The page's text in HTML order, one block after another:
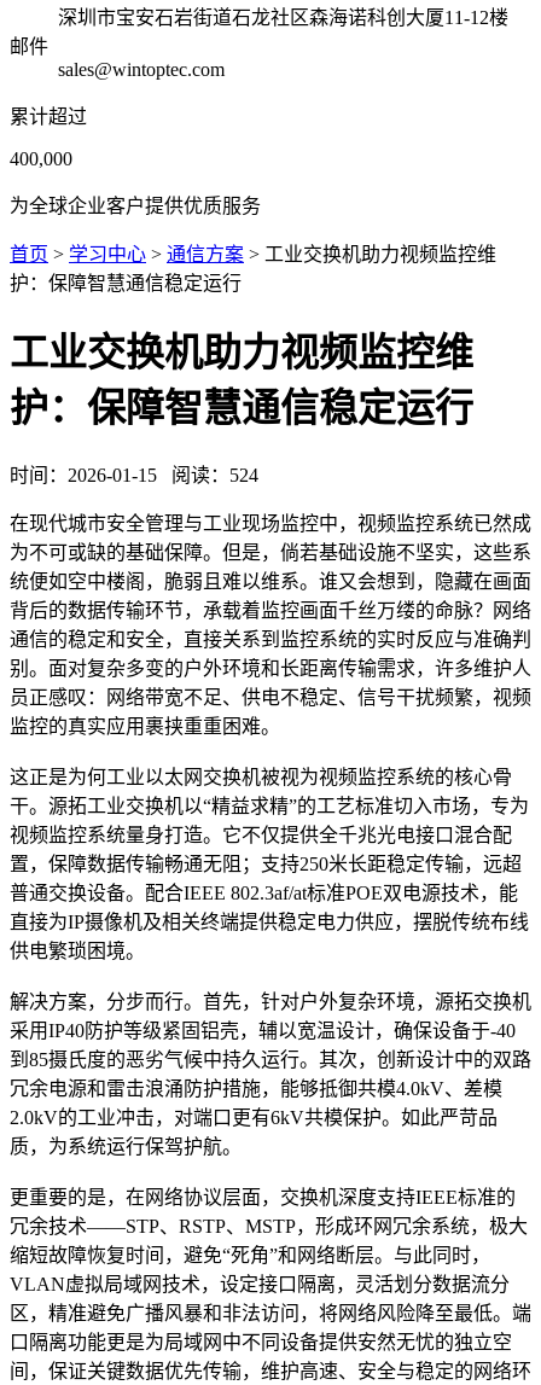
深圳市宝安石岩街道石龙社区森海诺科创大厦11-12楼
邮件
sales@wintoptec.com
累计超过
400,000
为全球企业客户提供优质服务
首页 > 学习中心 > 通信方案 > 工业交换机助力视频监控维
护：保障智慧通信稳定运行
工业交换机助力视频监控维
护：保障智慧通信稳定运行
时间： 2026-01-15 阅读： 524
在现代城市安全管理与工业现场监控中，视频监控系统已然成
为不可或缺的基础保障。但是，倘若基础设施不坚实，这些系
统便如空中楼阁，脆弱且难以维系。谁又会想到，隐藏在画面
背后的数据传输环节，承载着监控画面千丝万缕的命脉？网络
通信的稳定和安全，直接关系到监控系统的实时反应与准确判
别。面对复杂多变的户外环境和长距离传输需求，许多维护人
员正感叹：网络带宽不足、供电不稳定、信号干扰频繁，视频
监控的真实应用裹挟重重困难。
这正是为何工业以太网交换机被视为视频监控系统的核心骨
干。源拓工业交换机以“精益求精”的工艺标准切入市场，专为
视频监控系统量身打造。它不仅提供全千兆光电接口混合配
置，保障数据传输畅通无阻；支持250米长距稳定传输，远超
普通交换设备。配合IEEE 802.3af/at标准POE双电源技术，能
直接为IP摄像机及相关终端提供稳定电力供应，摆脱传统布线
供电繁琐困境。
解决方案，分步而行。首先，针对户外复杂环境，源拓交换机
采用IP40防护等级紧固铝壳，辅以宽温设计，确保设备于-40
到85摄氏度的恶劣气候中持久运行。其次，创新设计中的双路
冗余电源和雷击浪涌防护措施，能够抵御共模4.0kV、差模
2.0kV的工业冲击，对端口更有6kV共模保护。如此严苛品
质，为系统运行保驾护航。
更重要的是，在网络协议层面，交换机深度支持IEEE标准的
冗余技术——STP、RSTP、MSTP，形成环网冗余系统，极大
缩短故障恢复时间，避免“死角”和网络断层。与此同时，
VLAN虚拟局域网技术，设定接口隔离，灵活划分数据流分
区，精准避免广播风暴和非法访问，将网络风险降至最低。端
口隔离功能更是为局域网中不同设备提供安然无忧的独立空
间，保证关键数据优先传输，维护高速、安全与稳定的网络环